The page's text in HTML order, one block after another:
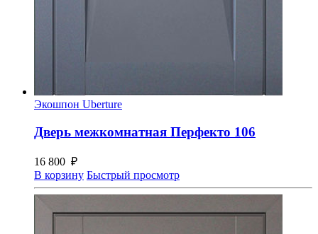
Экошпон Uberture
Дверь межкомнатная Перфекто 106
16 800 ₽
В корзину Быстрый просмотр